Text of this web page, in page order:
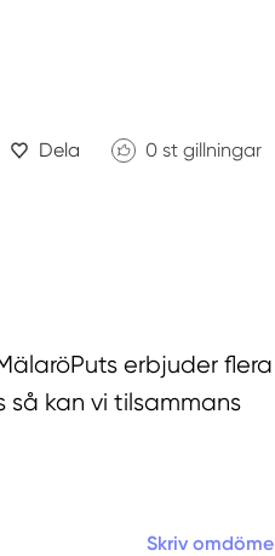
Dela 0 st gillningar
erbjuder flera
kan vi tilsammans
Skriv omdöme